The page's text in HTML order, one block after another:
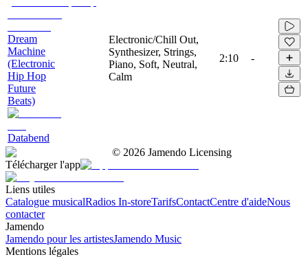
Dream
Machine
(Electronic
Hip Hop
Future
Beats)
Databend
Electronic/Chill Out,
Synthesizer, Strings,
Piano, Soft, Neutral,
Calm
2:10 -
© 2026 Jamendo Licensing
Télécharger l'app
Liens utiles
Catalogue musicalRadios In-storeTarifsContactCentre d'aideNous
contacter
Jamendo
Jamendo pour les artistesJamendo Music
Mentions légales